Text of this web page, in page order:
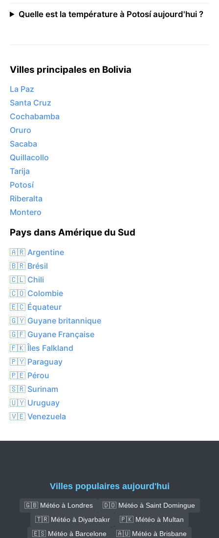
Quelle est la température à Potosí aujourd'hui ?
Villes principales en Bolivia
La Paz
Santa Cruz
Cochabamba
Oruro
Sacaba
Quillacollo
Tarija
Potosí
Riberalta
Montero
Pays dans Amérique du Sud
🇦🇷 Argentine
🇧🇷 Brésil
🇨🇱 Chili
🇨🇴 Colombie
🇪🇨 Équateur
🇬🇾 Guyane britannique
🇬🇫 Guyane Française
🇫🇰 Îles Falkland
🇵🇾 Paraguay
🇵🇪 Pérou
🇸🇷 Surinam
🇺🇾 Uruguay
🇻🇪 Venezuela
Villes populaires aujourd'hui
🇬🇧 Météo à Londres
🇩🇴 Météo à Saint Domingue
🇹🇷 Météo à Diyarbakır
🇵🇰 Météo à Multan
🇪🇸 Météo à Barcelone
🇦🇺 Météo à Brisbane